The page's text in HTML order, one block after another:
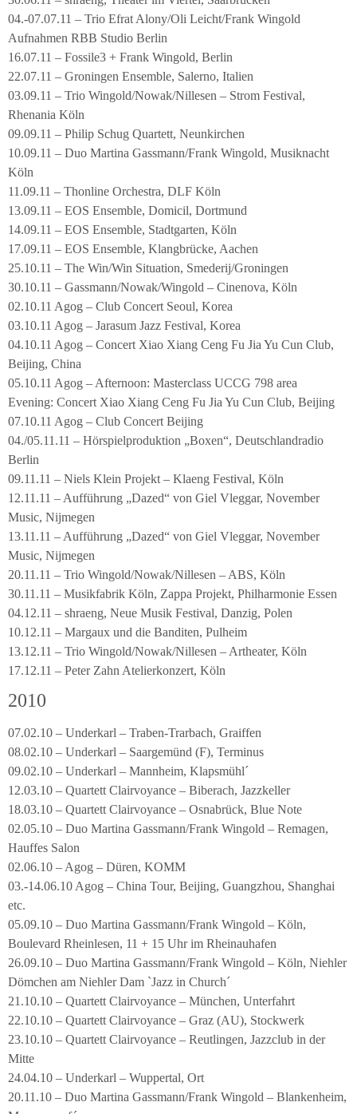
04.-07.07.11 – Trio Efrat Alony/Oli Leicht/Frank Wingold
Aufnahmen RBB Studio Berlin
16.07.11 – Fossile3 + Frank Wingold, Berlin
22.07.11 – Groningen Ensemble, Salerno, Italien
03.09.11 – Trio Wingold/Nowak/Nillesen – Strom Festival,
Rhenania Köln
09.09.11 – Philip Schug Quartett, Neunkirchen
10.09.11 – Duo Martina Gassmann/Frank Wingold, Musiknacht
Köln
11.09.11 – Thonline Orchestra, DLF Köln
13.09.11 – EOS Ensemble, Domicil, Dortmund
14.09.11 – EOS Ensemble, Stadtgarten, Köln
17.09.11 – EOS Ensemble, Klangbrücke, Aachen
25.10.11 – The Win/Win Situation, Smederij/Groningen
30.10.11 – Gassmann/Nowak/Wingold – Cinenova, Köln
02.10.11 Agog – Club Concert Seoul, Korea
03.10.11 Agog – Jarasum Jazz Festival, Korea
04.10.11 Agog – Concert Xiao Xiang Ceng Fu Jia Yu Cun Club,
Beijing, China
05.10.11 Agog – Afternoon: Masterclass UCCG 798 area
Evening: Concert Xiao Xiang Ceng Fu Jia Yu Cun Club, Beijing
07.10.11 Agog – Club Concert Beijing
04./05.11.11 – Hörspielproduktion „Boxen“, Deutschlandradio
Berlin
09.11.11 – Niels Klein Projekt – Klaeng Festival, Köln
12.11.11 – Aufführung „Dazed“ von Giel Vleggar, November
Music, Nijmegen
13.11.11 – Aufführung „Dazed“ von Giel Vleggar, November
Music, Nijmegen
20.11.11 – Trio Wingold/Nowak/Nillesen – ABS, Köln
30.11.11 – Musikfabrik Köln, Zappa Projekt, Philharmonie Essen
04.12.11 – shraeng, Neue Musik Festival, Danzig, Polen
10.12.11 – Margaux und die Banditen, Pulheim
13.12.11 – Trio Wingold/Nowak/Nillesen – Artheater, Köln
17.12.11 – Peter Zahn Atelierkonzert, Köln
2010
07.02.10 – Underkarl – Traben-Trarbach, Graiffen
08.02.10 – Underkarl – Saargemünd (F), Terminus
09.02.10 – Underkarl – Mannheim, Klapsmühl´
12.03.10 – Quartett Clairvoyance – Biberach, Jazzkeller
18.03.10 – Quartett Clairvoyance – Osnabrück, Blue Note
02.05.10 – Duo Martina Gassmann/Frank Wingold – Remagen,
Hauffes Salon
02.06.10 – Agog – Düren, KOMM
03.-14.06.10 Agog – China Tour, Beijing, Guangzhou, Shanghai
etc.
05.09.10 – Duo Martina Gassmann/Frank Wingold – Köln,
Boulevard Rheinlesen, 11 + 15 Uhr im Rheinauhafen
26.09.10 – Duo Martina Gassmann/Frank Wingold – Köln, Niehler
Dömchen am Niehler Dam `Jazz in Church´
21.10.10 – Quartett Clairvoyance – München, Unterfahrt
22.10.10 – Quartett Clairvoyance – Graz (AU), Stockwerk
23.10.10 – Quartett Clairvoyance – Reutlingen, Jazzclub in der
Mitte
24.04.10 – Underkarl – Wuppertal, Ort
20.11.10 – Duo Martina Gassmann/Frank Wingold – Blankenheim,